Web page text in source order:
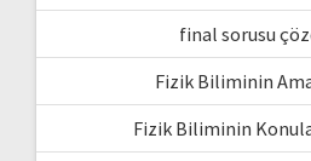
final sorusu
Fizik Biliminin
Fizik Biliminin